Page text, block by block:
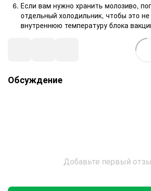
Если вам нужно хранить молозиво,
отдельный холодильник, чтобы это
внутреннюю температуру блока
Обсуждение
Добавьте первый